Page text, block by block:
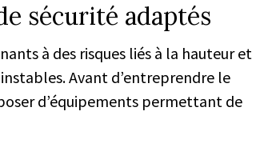
sécurité adaptés
à des risques liés à la hauteur et
Avant d’entreprendre le
d’équipements permettant de